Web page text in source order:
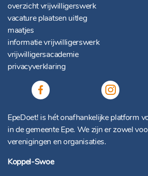
overzicht vrijwilligerswerk
vacature plaatsen uitleg
maatjes
informatie vrijwilligerswerk
vrijwilligersacademie
privacyverklaring
EpeDoet! is hét onafhankelijke platform
in de gemeente Epe. We zijn er zowel
verenigingen en organisaties.
Koppel-Swoe